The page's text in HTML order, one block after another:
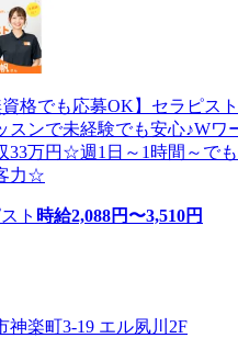
資格でも応募OK】セラピス
スンで未経験でも安心♪Wワ
33万円☆週1日～1時間～で
力☆
ト 時給2,088円〜3,510円
神楽町3-19 エル夙川2F